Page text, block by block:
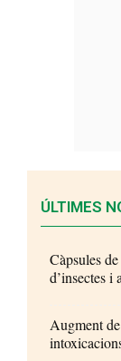
ÚLTIMES
Càpsules
d’insectes i
Augment